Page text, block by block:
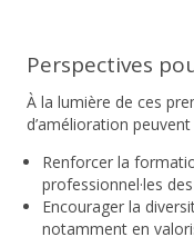
Perspectives
À la lumière de ces
d’amélioration
Renforcer la
professionnel·les
Encourager la
notamment en